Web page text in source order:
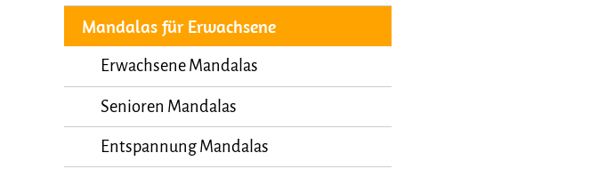
Mandalas für Erwachsene
Erwachsene Mandalas
Senioren Mandalas
Entspannung Mandalas